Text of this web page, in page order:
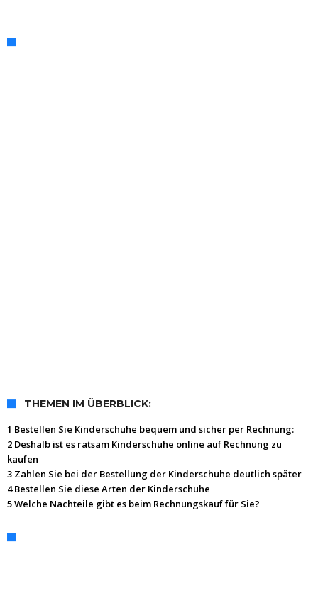
THEMEN IM ÜBERBLICK:
1 Bestellen Sie Kinderschuhe bequem und sicher per Rechnung:
2 Deshalb ist es ratsam Kinderschuhe online auf Rechnung zu
kaufen
3 Zahlen Sie bei der Bestellung der Kinderschuhe deutlich später
4 Bestellen Sie diese Arten der Kinderschuhe
5 Welche Nachteile gibt es beim Rechnungskauf für Sie?